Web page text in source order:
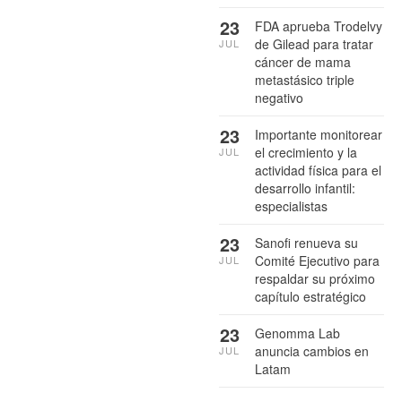
FDA aprueba Trodelvy
de Gilead para tratar
cáncer de mama
metastásico triple
negativo
23
JUL
Importante monitorear
el crecimiento y la
actividad física para el
desarrollo infantil:
especialistas
23
JUL
Sanofi renueva su
Comité Ejecutivo para
respaldar su próximo
capítulo estratégico
23
JUL
Genomma Lab
anuncia cambios en
Latam
23
JUL